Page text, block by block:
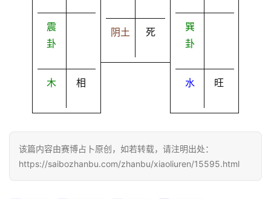
震
卦
木 相
阴土 死
巽
卦
水 旺
该篇内容由赛博占卜原创，如若转载，请注明出处：
https://saibozhanbu.com/zhanbu/xiaoliuren/15595.html